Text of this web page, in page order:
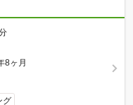
8ヶ月
グ